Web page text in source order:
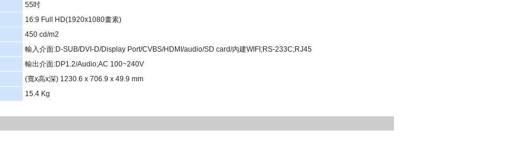
55吋
16:9 Full HD(1920x1080畫素)
450 cd/m2
輸入介面:D-SUB/DVI-D/Display Port/CVBS/HDMI/audio/SD card/內建WIFI;RS-233C;RJ45
輸出介面:DP1.2/Audio;AC 100~240V
(寬x高x深) 1230.6 x 706.9 x 49.9 mm
15.4 Kg